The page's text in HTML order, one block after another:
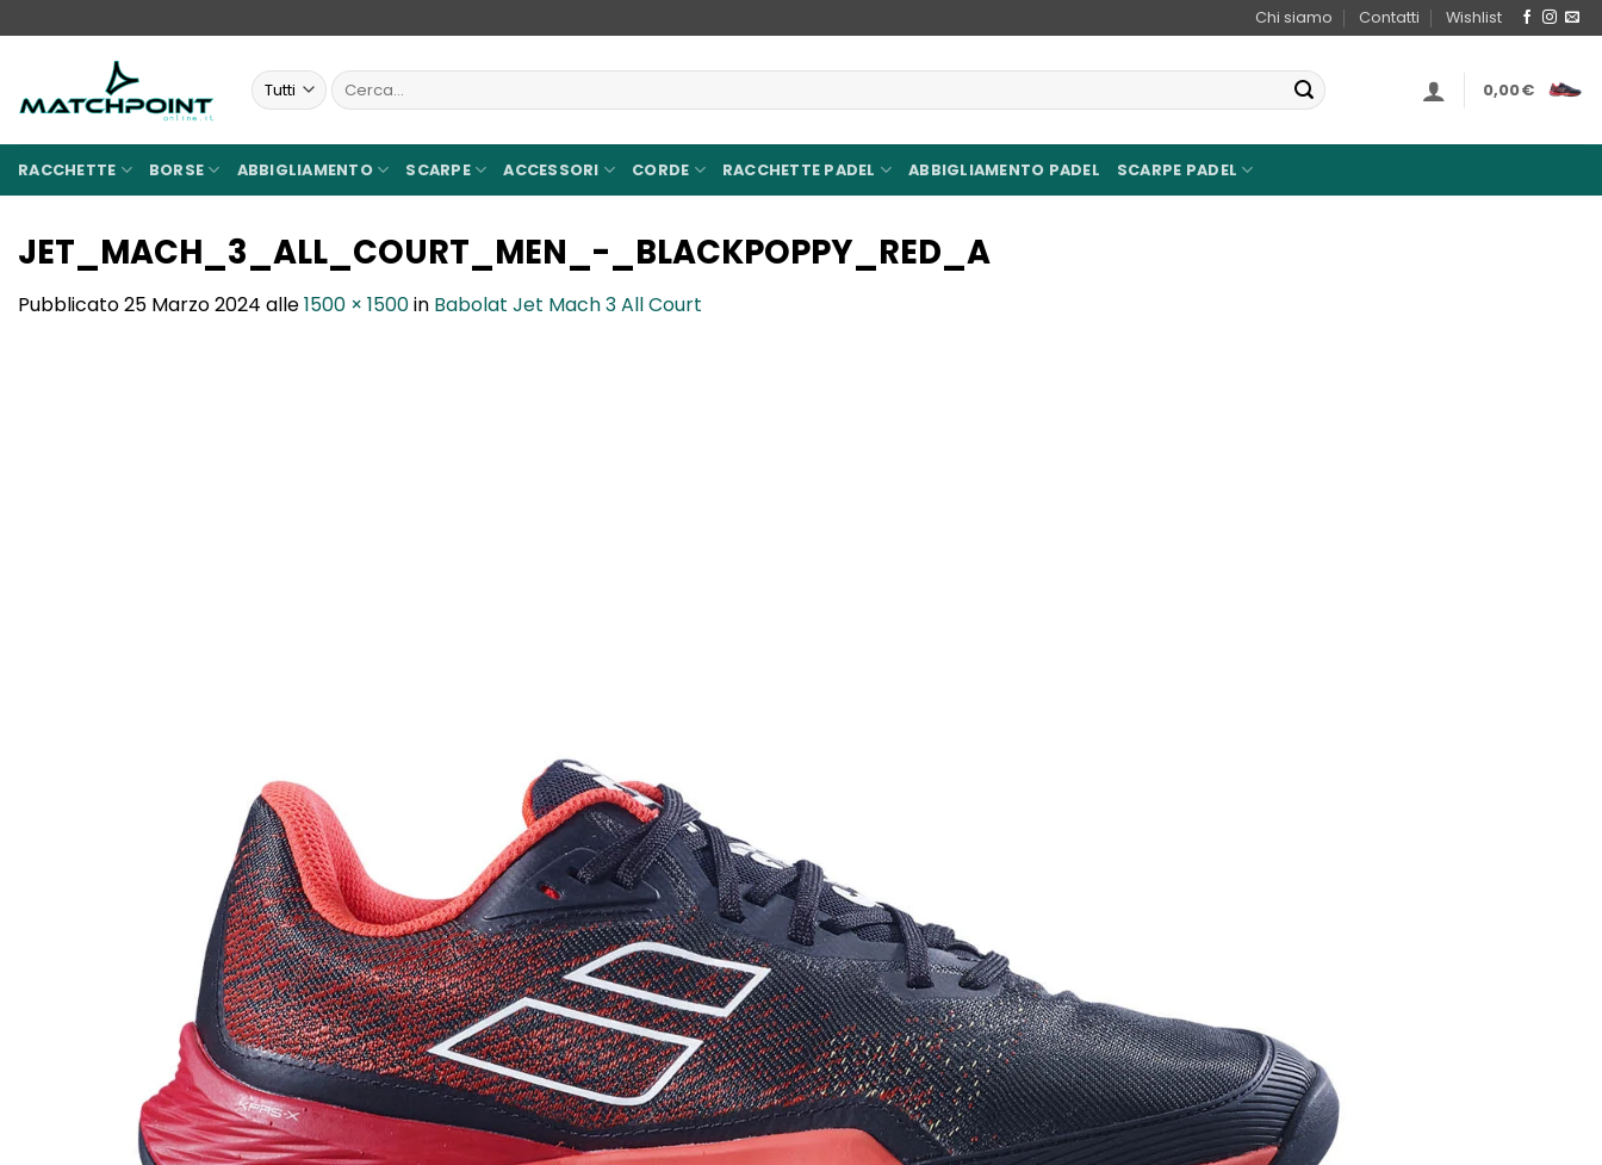
ai
Chi siamo Contatti Wishlist
Cerca: 0,00€
RACCHETTE BORSE ABBIGLIAMENTO SCARPE ACCESSORI CORDE RACCHETTE PADEL ABBIGLIAMENTO PADEL SCARPE PADEL
JET_MACH_3_ALL_COURT_MEN_-_BLACKPOPPY_RED_A
Pubblicato25 Marzo 2024 alle1500 × 1500in Babolat Jet Mach 3 All Court